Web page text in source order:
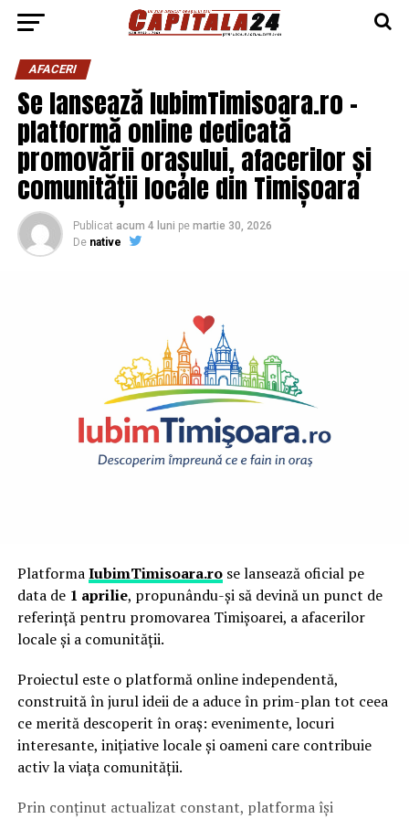
AFACERI
Se lansează IubimTimisoara.ro –
platformă online dedicată
promovării orașului, afacerilor și
comunității locale din Timișoara
Publicat acum 4 luni pe martie 30, 2026
De native
PlatformaIubimTimisoara.rose lansează oficial pe
data de 1 aprilie, propunându-și să devină un punct de
referință pentru promovarea Timișoarei, a afacerilor
locale și a comunității.
Proiectul este o platformă online independentă,
construită în jurul ideii de a aduce în prim-plan tot ceea
ce merită descoperit în oraș: evenimente, locuri
interesante, inițiative locale și oameni care contribuie
activ la viața comunității.
Prin conținut actualizat constant, platforma își